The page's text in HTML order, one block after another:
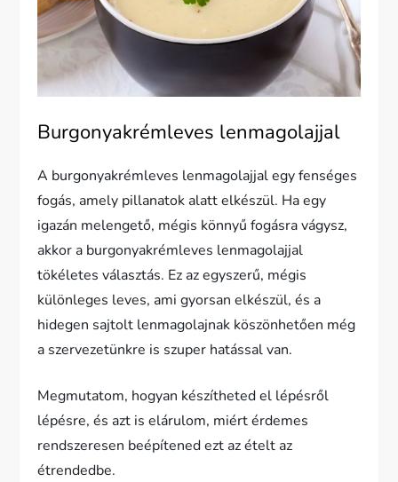
Burgonyakrémleves lenmagolajjal
A burgonyakrémleves lenmagolajjal egy fenséges
fogás, amely pillanatok alatt elkészül. Ha egy
igazán melengető, mégis könnyű fogásra vágysz,
akkor a burgonyakrémleves lenmagolajjal
tökéletes választás. Ez az egyszerű, mégis
különleges leves, ami gyorsan elkészül, és a
hidegen sajtolt lenmagolajnak köszönhetően még
a szervezetünkre is szuper hatással van.
Megmutatom, hogyan készítheted el lépésről
lépésre, és azt is elárulom, miért érdemes
rendszeresen beépítened ezt az ételt az
étrendedbe.